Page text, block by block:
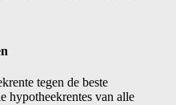
tegen de beste
hypotheekrentes van alle